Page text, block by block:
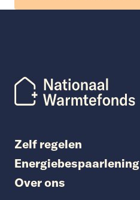
Zelf regelen
Energiebespaarlening
Over ons